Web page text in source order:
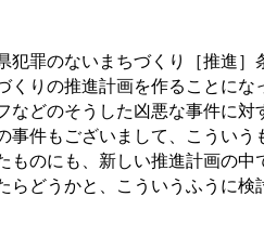
罪のないまちづくり［推進］
くりの推進計画を作ることにな
などのそうした凶悪な事件に対
事件もございまして、こういう
ものにも、新しい推進計画の中
らどうかと、こういうふうに検